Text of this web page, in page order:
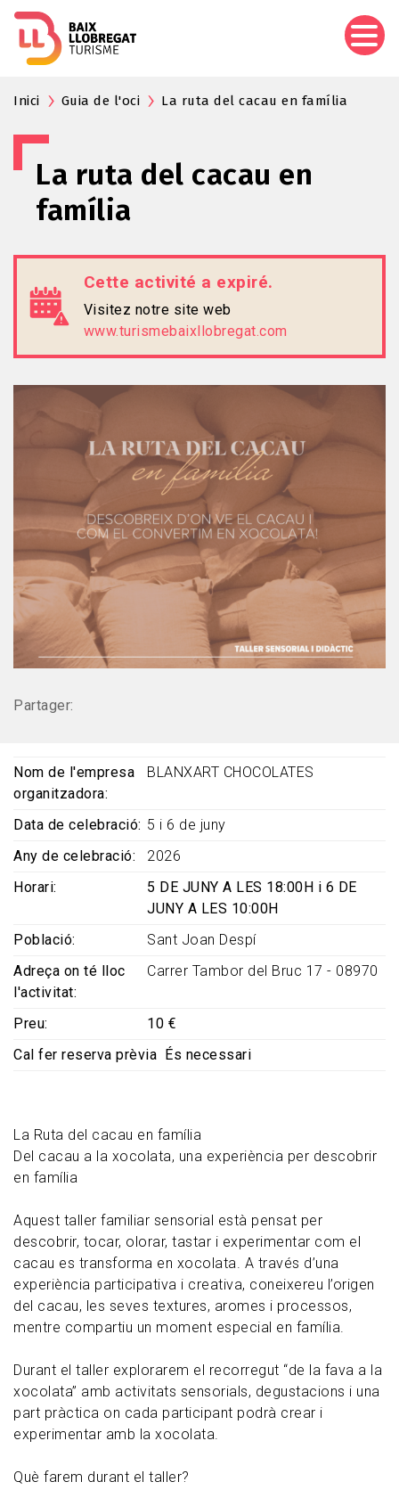
Inici Guia de l'oci La ruta del cacau en família
La ruta del cacau en
família
Cette activité a expiré.
Visitez notre site web
www.turismebaixllobregat.com
Partager:
La Ruta del cacau en família
Del cacau a la xocolata, una experiència per descobrir
en família
Aquest taller familiar sensorial està pensat per
descobrir, tocar, olorar, tastar i experimentar com el
cacau es transforma en xocolata. A través d’una
experiència participativa i creativa, coneixereu l’origen
del cacau, les seves textures, aromes i processos,
mentre compartiu un moment especial en família.
Durant el taller explorarem el recorregut “de la fava a la
xocolata” amb activitats sensorials, degustacions i una
part pràctica on cada participant podrà crear i
experimentar amb la xocolata.
Què farem durant el taller?
Nom de l'empresa
organitzadora
BLANXART CHOCOLATES
Data de celebració 5 i 6 de juny
Any de celebració
2026
Horari
5 DE JUNY A LES 18:00H i 6 DE
JUNY A LES 10:00H
Població
Sant Joan Despí
Adreça on té lloc
l'activitat
Carrer Tambor del Bruc 17 - 08970
Preu
10 €
Cal fer reserva prèvia
És necessari